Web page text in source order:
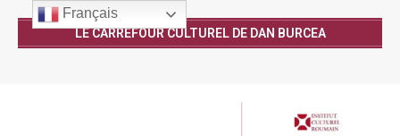
LE CARREFOUR CULTUREL DE DAN BURCEA
Français